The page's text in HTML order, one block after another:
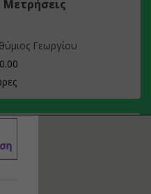
Μετρήσεις
Γεωργίου
υλοποίηση
φωτοβολταϊκών